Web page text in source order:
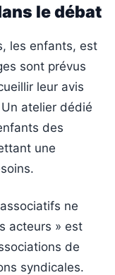
le débat
les enfants, est
sont prévus
leur avis
atelier dédié
des
une
ne
acteurs » est
de
syndicales.